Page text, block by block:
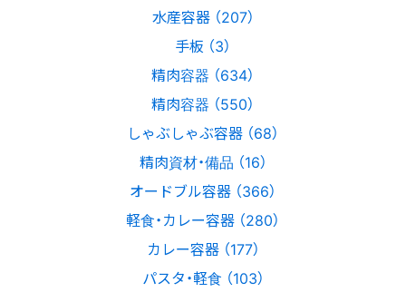
水産容器 （207）
手板 （3）
精肉容器 （634）
精肉容器 （550）
しゃぶしゃぶ容器 （68）
精肉資材・備品 （16）
オードブル容器 （366）
軽食・カレー容器 （280）
カレー容器 （177）
パスタ・軽食 （103）